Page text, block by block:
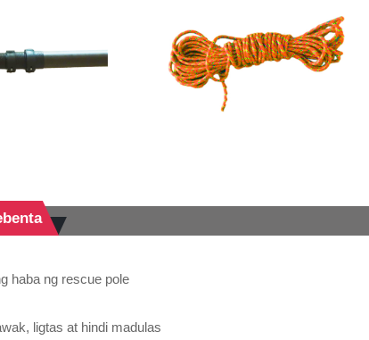
haba ng rescue pole
ligtas at hindi madulas